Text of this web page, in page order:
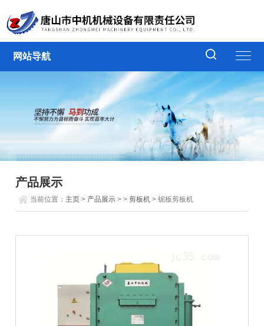
网站导航
产品展示
当前位置： 主页 > 产品展示 > >剪板机 > 铌板剪板机